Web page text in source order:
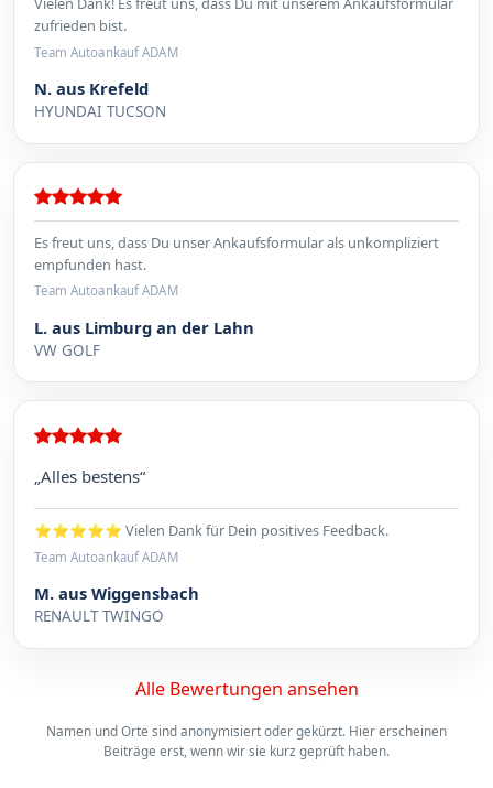
zufrieden bist.
Team Autoankauf ADAM
N. aus Krefeld
HYUNDAI TUCSON
Es freut uns, dass Du unser Ankaufsformular als unkompliziert
empfunden hast.
Team Autoankauf ADAM
L. aus Limburg an der Lahn
VW GOLF
„Alles bestens“
⭐⭐⭐⭐⭐ Vielen Dank für Dein positives Feedback.
Team Autoankauf ADAM
M. aus Wiggensbach
RENAULT TWINGO
Alle Bewertungen ansehen
Namen und Orte sind anonymisiert oder gekürzt. Hier erscheinen
Beiträge erst, wenn wir sie kurz geprüft haben.